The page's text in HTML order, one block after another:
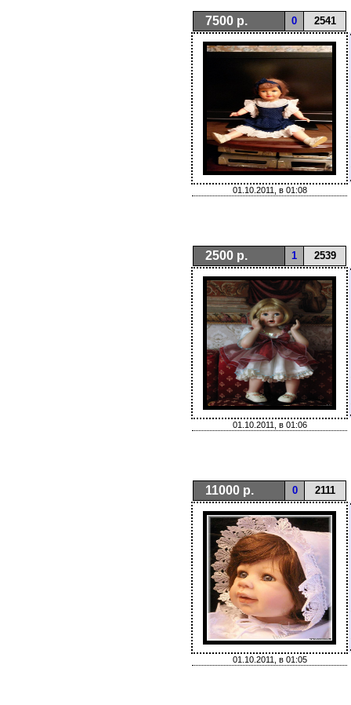
7500 р. 0 2541
01.10.2011, в 01:08
2500 р. 1 2539
01.10.2011, в 01:06
11000 р. 0 2111
01.10.2011, в 01:05